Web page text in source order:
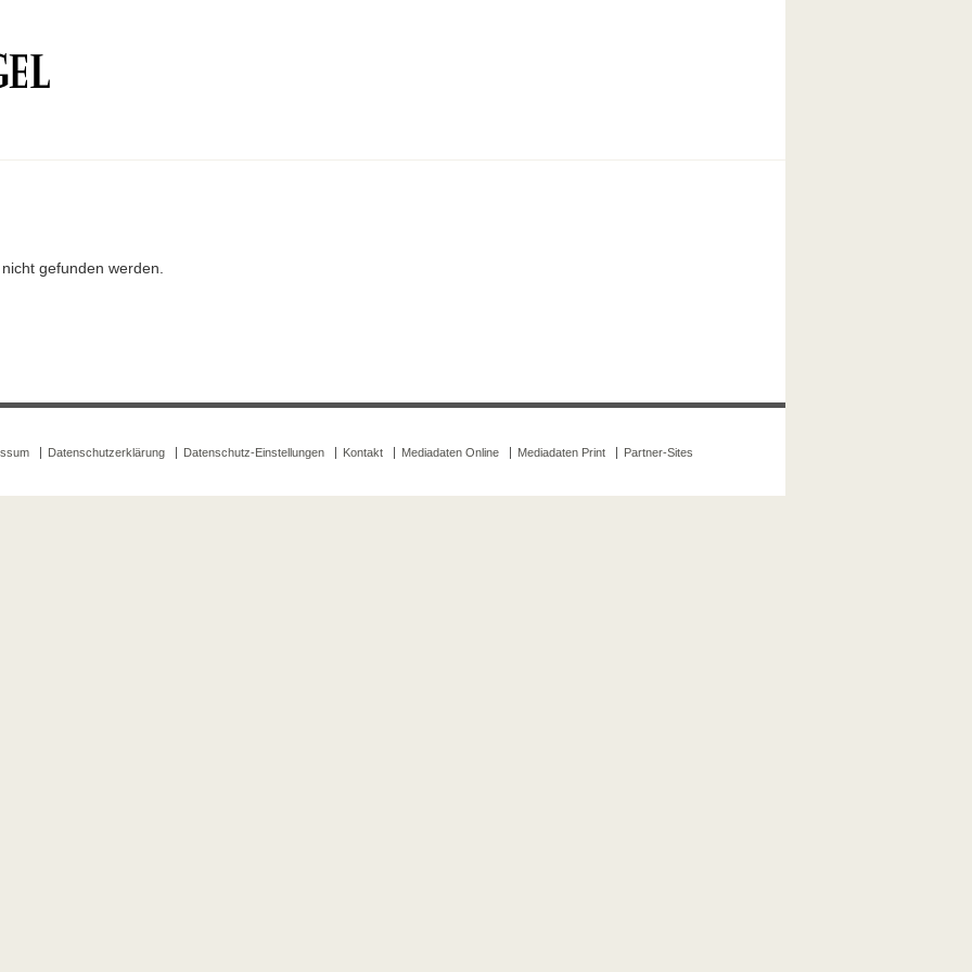
gefunden werden.
Datenschutzerklärung Datenschutz-Einstellungen Kontakt Mediadaten Online Mediadaten Print Partner-Sites